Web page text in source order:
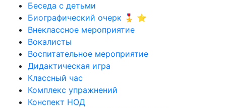
Беседа с детьми
Биографический очерк 🎖️ ⭐
Внеклассное мероприятие
Вокалисты
Воспитательное мероприятие
Дидактическая игра
Классный час
Комплекс упражнений
Конспект НОД